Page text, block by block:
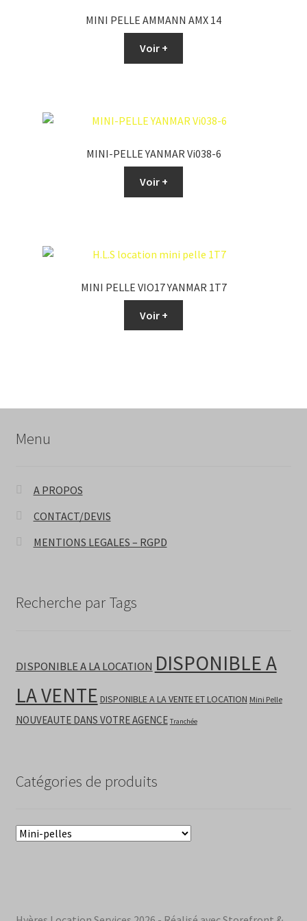
MINI PELLE AMMANN AMX 14
Voir +
MINI-PELLE YANMAR Vi038-6
Voir +
MINI PELLE VIO17 YANMAR 1T7
Voir +
Menu
A PROPOS
CONTACT/DEVIS
MENTIONS LEGALES – RGPD
Recherche par Tags
DISPONIBLE A LA LOCATION DISPONIBLE A
LA VENTE DISPONIBLE A LA VENTE ET LOCATION Mini Pelle
NOUVEAUTE DANS VOTRE AGENCE Tranchée
Catégories de produits